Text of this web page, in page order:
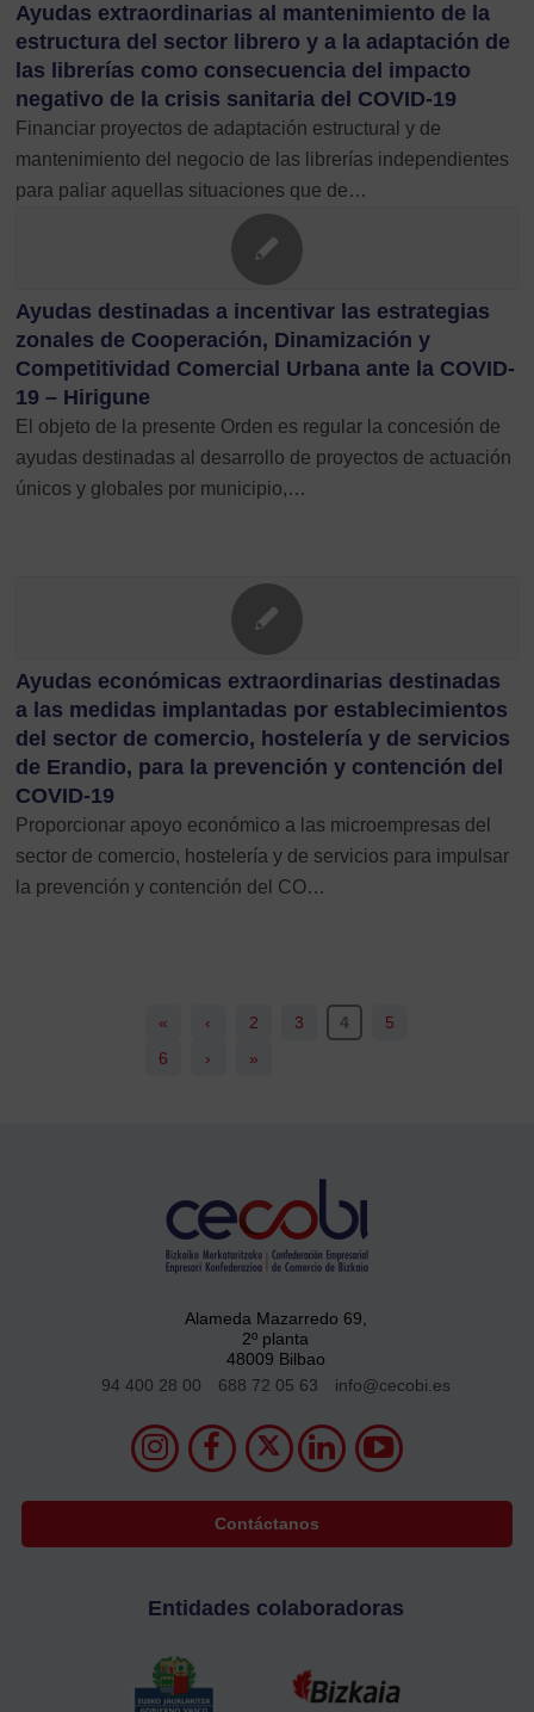
Ayudas extraordinarias al mantenimiento de la
estructura del sector librero y a la adaptación de
las librerías como consecuencia del impacto
negativo de la crisis sanitaria del COVID-19
Financiar proyectos de adaptación estructural y de
mantenimiento del negocio de las librerías independientes
para paliar aquellas situaciones que de…
Ayudas destinadas a incentivar las estrategias
zonales de Cooperación, Dinamización y
Competitividad Comercial Urbana ante la COVID-
19 – Hirigune
El objeto de la presente Orden es regular la concesión de
ayudas destinadas al desarrollo de proyectos de actuación
únicos y globales por municipio,…
Ayudas económicas extraordinarias destinadas
a las medidas implantadas por establecimientos
del sector de comercio, hostelería y de servicios
de Erandio, para la prevención y contención del
COVID-19
Proporcionar apoyo económico a las microempresas del
sector de comercio, hostelería y de servicios para impulsar
la prevención y contención del CO…
« ‹ 2 3 4
5
6
› »
Alameda Mazarredo 69,
2º planta
48009 Bilbao
94 400 28 00
688 72 05 63 info@cecobi.es
Contáctanos
Entidades colaboradoras